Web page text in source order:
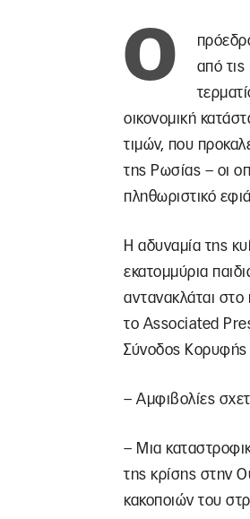
Ο
από
οικονομική
τιμών, που
της Ρωσίας – οι
πληθωριστικό
Η αδυναμία της
εκατομμύρια
αντανακλάται
το Associated
Σύνοδος Κορυφής
– Αμφιβολίες
– Μια
της κρίσης στην
κακοποιών του